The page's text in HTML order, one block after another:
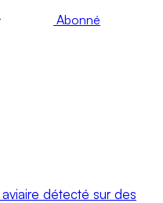
Abonné
détecté sur des